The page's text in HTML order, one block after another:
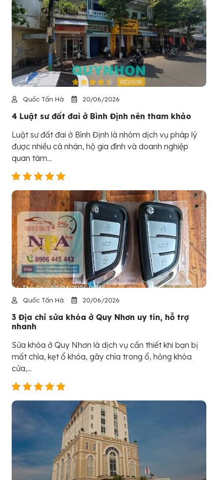
Quốc Tấn Hà 20/06/2026
4 Luật sư đất đai ở Bình Định nên tham khảo
Luật sư đất đai ở Bình Định là nhóm dịch vụ pháp lý
được nhiều cá nhân, hộ gia đình và doanh nghiệp
quan tâm...
Quốc Tấn Hà 20/06/2026
3 Địa chỉ sửa khóa ở Quy Nhơn uy tín, hỗ trợ
nhanh
Sửa khóa ở Quy Nhơn là dịch vụ cần thiết khi bạn bị
mất chìa, kẹt ổ khóa, gãy chìa trong ổ, hỏng khóa
cửa,...